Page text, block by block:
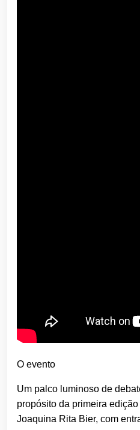
O evento
Um palco luminoso de
propósito da primeira edição
Joaquina Rita Bier, com